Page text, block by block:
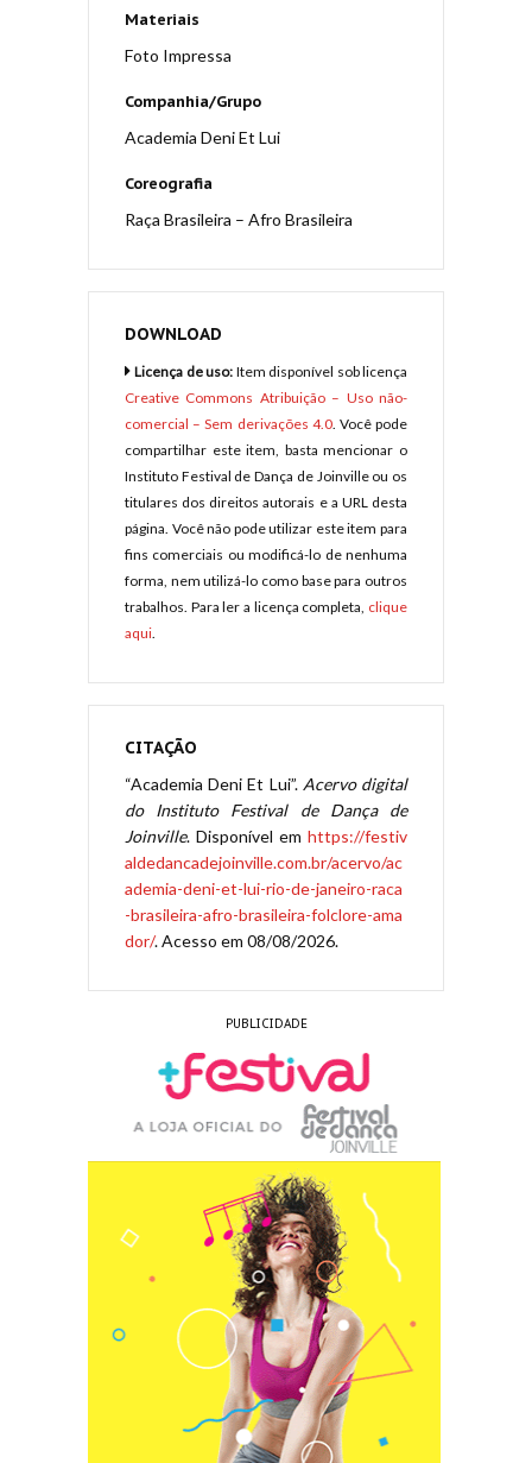
Materiais
Foto Impressa
Companhia/Grupo
Academia Deni Et Lui
Coreografia
Raça Brasileira – Afro Brasileira
DOWNLOAD
Licença de uso: Item disponível sob licença
Creative Commons Atribuição – Uso não-
comercial – Sem derivações 4.0. Você pode
compartilhar este item, basta mencionar o
Instituto Festival de Dança de Joinville ou os
titulares dos direitos autorais e a URL desta
página. Você não pode utilizar este item para
fins comerciais ou modificá-lo de nenhuma
forma, nem utilizá-lo como base para outros
trabalhos. Para ler a licença completa, clique
aqui.
CITAÇÃO
“Academia Deni Et Lui”. Acervo digital
do Instituto Festival de Dança de
Joinville. Disponível em https://festiv
aldedancadejoinville.com.br/acervo/ac
ademia-deni-et-lui-rio-de-janeiro-raca
-brasileira-afro-brasileira-folclore-ama
dor/. Acesso em 08/08/2026.
PUBLICIDADE